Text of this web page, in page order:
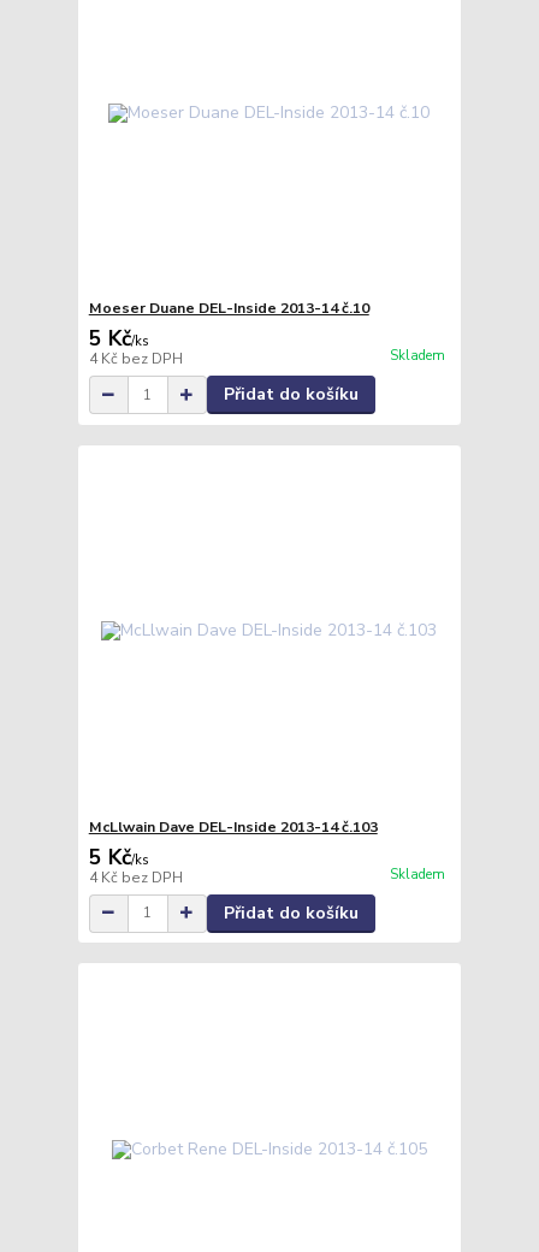
Moeser Duane DEL-Inside 2013-14 č.10
5 Kč/ks
4 Kč bez DPH Skladem
Přidat do košíku
McLlwain Dave DEL-Inside 2013-14 č.103
5 Kč/ks
4 Kč bez DPH Skladem
Přidat do košíku